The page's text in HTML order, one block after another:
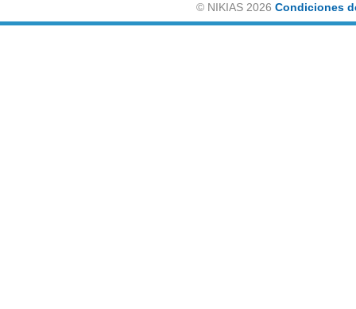
© NIKIAS 2026 Condiciones